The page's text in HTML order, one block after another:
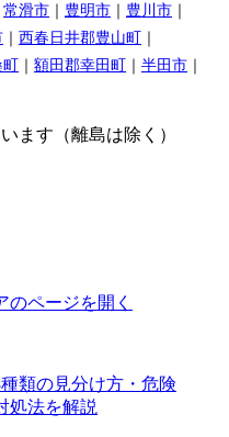
常滑市 豊明市
豊川市
西春日井郡豊山町
町 額田郡幸田町
半田市
ます（離島は除く）